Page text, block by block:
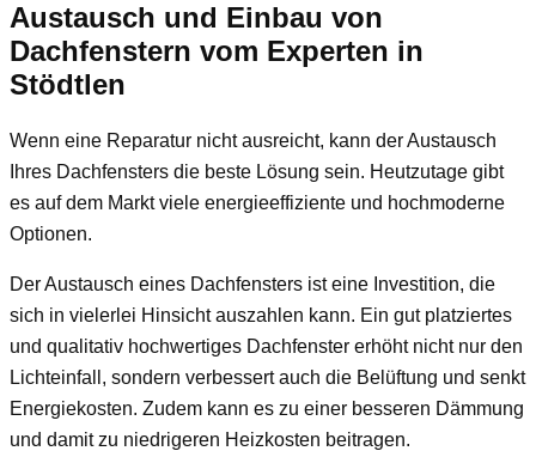
Austausch und Einbau von
Dachfenstern vom Experten in
Stödtlen
Wenn eine Reparatur nicht ausreicht, kann der Austausch
Ihres Dachfensters die beste Lösung sein. Heutzutage gibt
es auf dem Markt viele energieeffiziente und hochmoderne
Optionen.
Der Austausch eines Dachfensters ist eine Investition, die
sich in vielerlei Hinsicht auszahlen kann. Ein gut platziertes
und qualitativ hochwertiges Dachfenster erhöht nicht nur den
Lichteinfall, sondern verbessert auch die Belüftung und senkt
Energiekosten. Zudem kann es zu einer besseren Dämmung
und damit zu niedrigeren Heizkosten beitragen.